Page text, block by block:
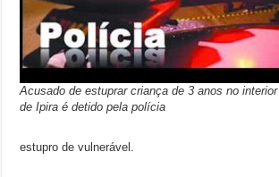
Acusado de estuprar criança de 3 anos no interior
de Ipira é detido pela polícia
estupro de vulnerável.